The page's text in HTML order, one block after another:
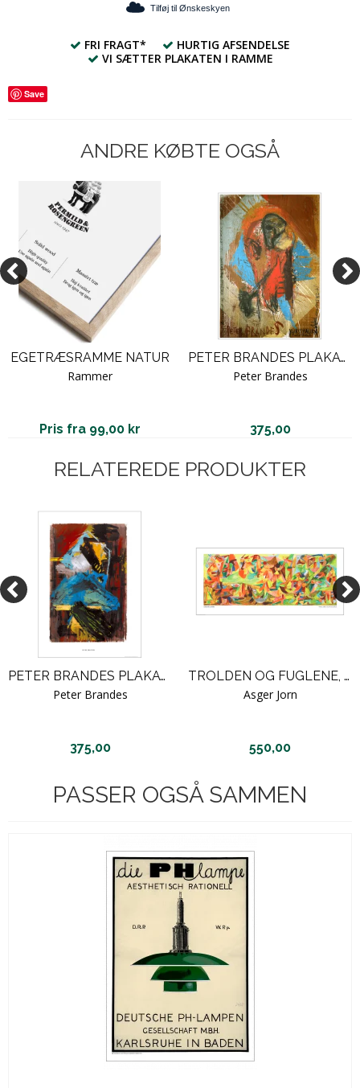
Tilføj til Ønskeskyen
FRI FRAGT*
HURTIG AFSENDELSE
VI SÆTTER PLAKATEN I RAMME
Save
ANDRE KØBTE OGSÅ
EGETRÆSRAMME NATUR
Rammer
Pris fra 99,00 kr
PETER BRANDES PLAKAT. GALERIE MODERNE
Peter Brandes
375,00
RELATEREDE PRODUKTER
PETER BRANDES PLAKAT. GALERIE MODERNE 3
Peter Brandes
375,00
TROLDEN OG FUGLENE, ASGER JORN
Asger Jorn
550,00
PASSER OGSÅ SAMMEN